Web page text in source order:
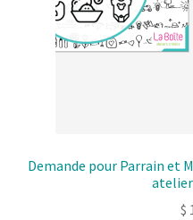
Demande pour Parrain et
$